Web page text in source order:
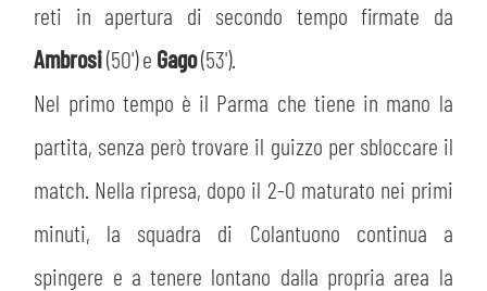
TICKET GIFT CARD
MUTTI TRAINING CENTER
MUSEO
STADIO TARDINI
PLAY GREEN
CSR
ACADEMY
reti in apertura di secondo tempo firmate da
Ambrosi(50') e Gago(53').
Nel primo tempo è il Parma che tiene in mano la
partita, senza però trovare il guizzo per sbloccare il
match. Nella ripresa, dopo il 2-0 maturato nei primi
minuti, la squadra di Colantuono continua a
spingere e a tenere lontano dalla propria area la